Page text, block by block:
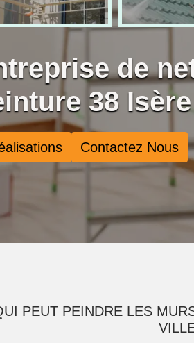
de
38 Isère
Contactez Nous
PEUT PEINDRE LES